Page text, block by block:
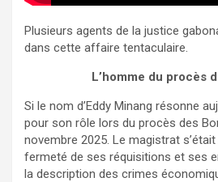
Plusieurs agents de la justice
dans cette affaire tentaculaire.
L’homme du procès
Si le nom d’Eddy Minang résonne
pour son rôle lors du procès des
novembre 2025. Le magistrat
fermeté de ses réquisitions et ses
la description des crimes